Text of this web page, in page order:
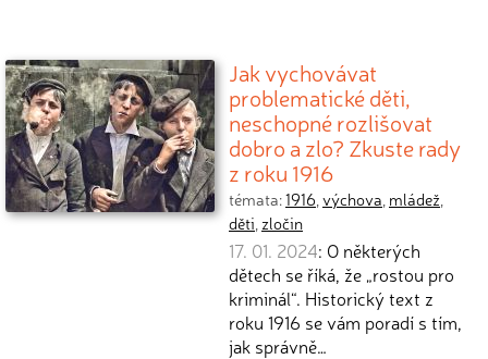
Jak vychovávat
problematické děti,
neschopné rozlišovat
dobro a zlo? Zkuste rady
z roku 1916
témata:1916,výchova, mládež,
děti, zločin
17. 01. 2024: O některých
dětech se říká, že „rostou pro
kriminál“. Historický text z
roku 1916 se vám poradí s tím,
jak správně…